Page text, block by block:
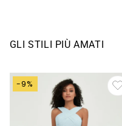
GLI STILI PIÙ AMATI
-9%